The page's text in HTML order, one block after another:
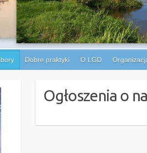
Dobre praktyki O LGD
Ogłoszenia o